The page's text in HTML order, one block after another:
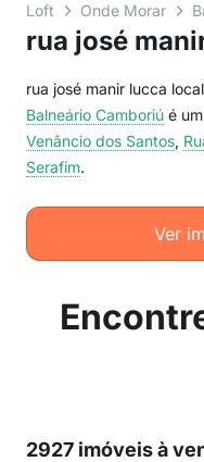
Loft Onde Morar
rua josé
rua josé manir lucca
Balneário Camboriú é
Venâncio dos Santos,
Serafim.
Ver
2927 imóveis à